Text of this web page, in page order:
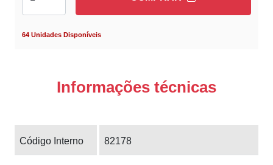
64 Unidades Disponíveis
Informações técnicas
Código Interno 82178